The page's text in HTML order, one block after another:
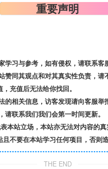
重要声明
习与参考，如有侵权，请联系客
赞同其观点和对其真实性负责，
充值后无法给你找回。
相关信息，访客发现请向客服举
联系我们我们会第一时间更新。
本站立场，本站亦无法对内容的
不要在本站学习任何项目，否则
THE END